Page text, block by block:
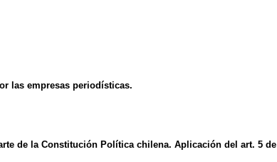
las empresas periodísticas.
de la Constitución Política chilena. Aplicación del art. 5 de